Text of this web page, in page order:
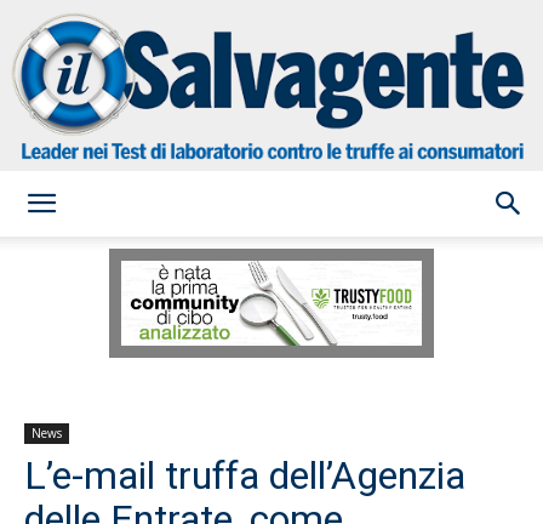
Salvagente
News
L’e-mail truffa dell’Agenzia